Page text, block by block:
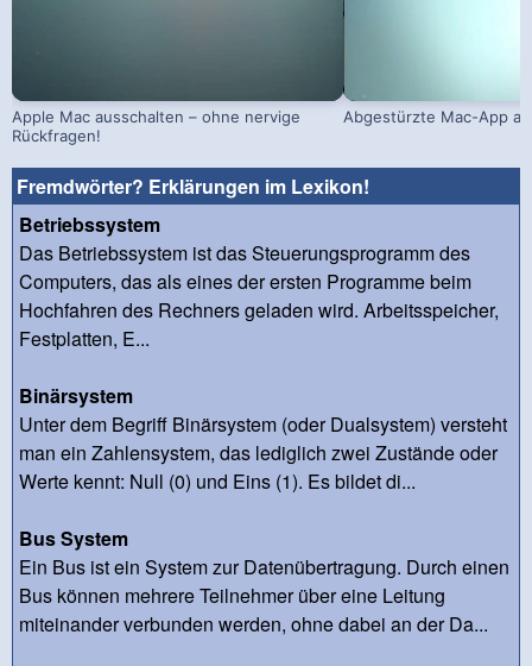
Apple Mac ausschalten – ohne nervige
Rückfragen!
Abgestürzte Mac-App
Fremdwörter? Erklärungen im Lexikon!
Betriebssystem
Das Betriebssystem ist das Steuerungsprogramm des
Computers, das als eines der ersten Programme beim
Hochfahren des Rechners geladen wird. Arbeitsspeicher,
Festplatten, E...
Binärsystem
Unter dem Begriff Binärsystem (oder Dualsystem) versteht
man ein Zahlensystem, das lediglich zwei Zustände oder
Werte kennt: Null (0) und Eins (1). Es bildet di...
Bus System
Ein Bus ist ein System zur Datenübertragung. Durch einen
Bus können mehrere Teilnehmer über eine Leitung
miteinander verbunden werden, ohne dabei an der Da...